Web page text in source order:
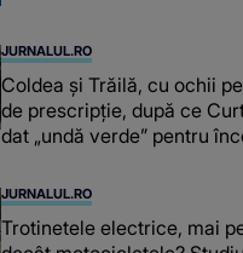
JURNALUL.RO
Coldea și Trăilă, cu ochii
de prescripție, după ce
dat „undă verde” pentru
JURNALUL.RO
Trotinetele electrice, mai